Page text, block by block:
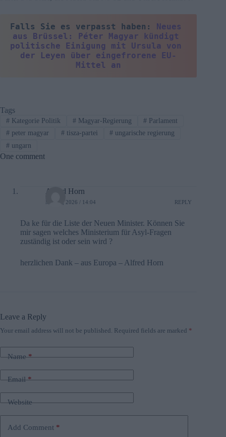
Falls Sie es verpasst haben: Neues
aus Brüssel: Péter Magyar kündigt
politische Einigung mit Ursula von
der Leyen über eingefrorene EU-
Mittel an
Tags
#Kategorie Politik #Magyar-Regierung # Parlament
#peter magyar #tisza-partei # ungarische regierung
#ungarn
One comment
Alfred Horn
MAY 2, 2026 / 14:04 REPLY
Da ke für die Liste der Neuen Minister. Können Sie
mir sagen welches Ministerium für Asyl-Fragen
zuständig ist oder sein wird ?
herzlichen Dank – aus Europa – Alfred Horn
Leave a Reply
Your email address will not be published. Required fields are marked *
Name*
Email*
Website
Add Comment *